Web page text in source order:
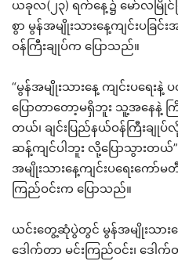
ယခုလ(၂၃) ရက်နေ့၌ မော်လမြို
စွာ မွန်အမျိုးသားနေ့ကျင်းပခြ
ဝန်ကြီးချုပ်က ပြောသည်။
“မွန်အမျိုးသားနေ့ ကျင်းပရေ
ပြောတာတော့မရှိဘူး သူ့အနေနဲ့
တယ်၊ ချင်းပြည်နယ်ဝန်ကြီးချုပ်
ဆန့်ကျင်ပါဘူး လို့ပြောသွားတယ်
အမျိုးသားနေ့ကျင်းပရေးကော်
ကြည်ဝင်းက ပြောသည်။
ယင်းတွေ့ဆုံပွဲတွင် မွန်အမျိုးသား
ဒေါက်တာ မင်းကြည်ဝင်း၊ ဒေါက်